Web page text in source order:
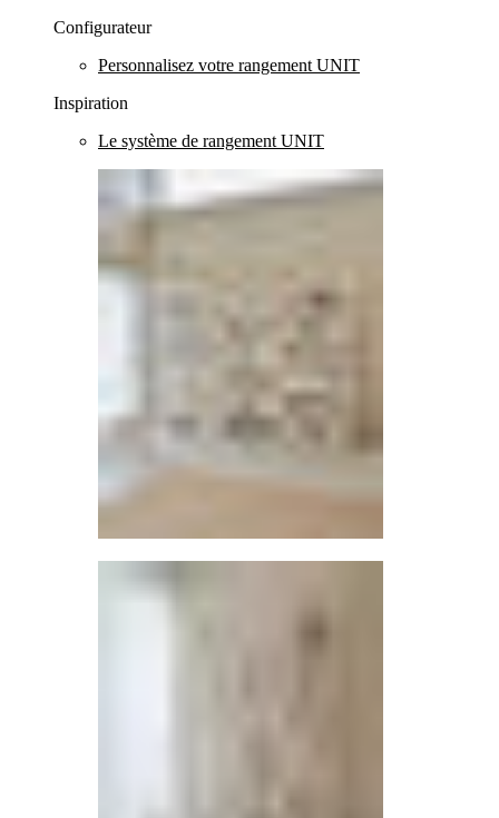
Configurateur
Personnalisez votre rangement UNIT
Inspiration
Le système de rangement UNIT